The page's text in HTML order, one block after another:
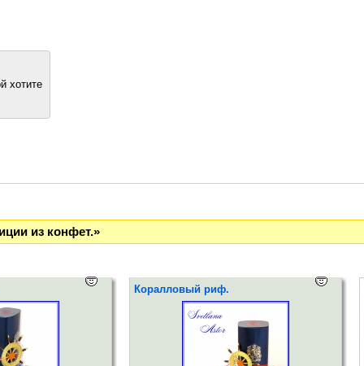
хотите
из конфет.»
Коралловый риф.